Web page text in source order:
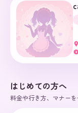
¥
はじめての方へ
料金や行き方、マナー